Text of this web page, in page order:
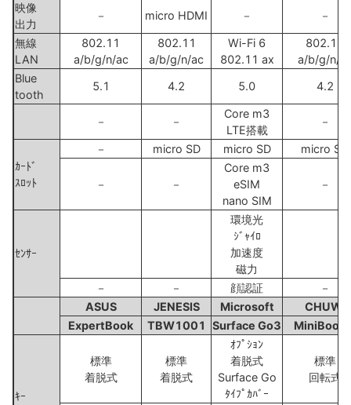
映像
出力
－ micro HDMI － －
無線
LAN
802.11
a/b/g/n/ac
802.11
a/b/g/n/ac
Wi-Fi 6
802.11 ax
802.11
a/b/g/n/
Blue
tooth
5.1 4.2 5.0 4.2
－ －
Core m3
LTE搭載
－
ｶｰﾄﾞ
ｽﾛｯﾄ
－ micro SD micro SD micro SD
－ －
Core m3
eSIM
nano SIM
－
ｾﾝｻｰ
環境光
ｼﾞｬｲﾛ
加速度
磁力
－
－ 顔認証
－
ASUS
JENESIS Microsoft
CHUWI
ExpertBook
TBW1001 Surface Go3 MiniBook
ｷｰ
標準
着脱式
標準
着脱式
ｵﾌﾟｼｮﾝ
着脱式
Surface Go
ﾀｲﾌﾟｶﾊﾞｰ
標準
回転式